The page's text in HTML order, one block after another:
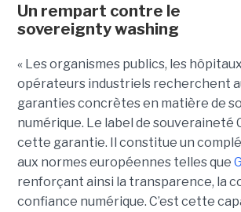
Un rempart contre le
sovereignty washing
« Les organismes publics, les
opérateurs industriels recherchent
garanties concrètes en matière de
numérique. Le label de souveraineté
cette garantie. Il constitue un
aux normes européennes telles que
renforçant ainsi la transparence, la
confiance numérique. C’est cette